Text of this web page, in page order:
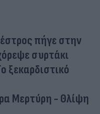
πήγε στην
συρτάκι
ξεκαρδιστικό
Μερτύρη - Θλίψη